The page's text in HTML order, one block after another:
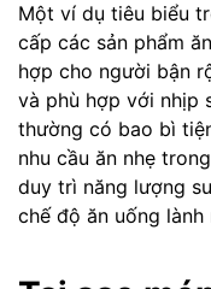
Một ví dụ tiêu biểu
cấp các sản phẩm
hợp cho người bận
và phù hợp với nhịp
thường có bao bì
nhu cầu ăn nhẹ
duy trì năng lượng
chế độ ăn uống lành